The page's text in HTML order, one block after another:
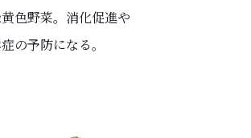
色野菜。消化促進や
の予防になる。